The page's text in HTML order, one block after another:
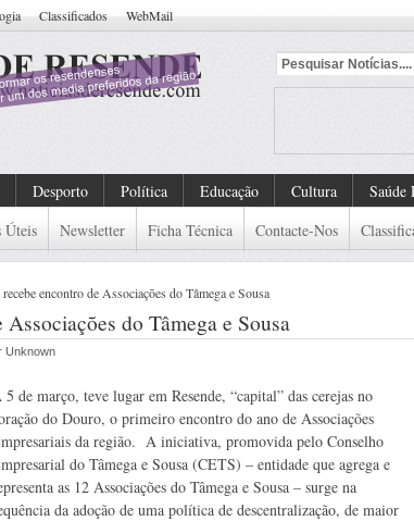
Classificados WebMail
Desporto Política Educação Cultura Saúde
Úteis Newsletter Ficha Técnica Contacte-Nos
recebe encontro de Associações do Tâmega e Sousa
do Tâmega e Sousa
Unknown
5 de março, teve lugar em Resende, “capital” das cerejas no
do Douro, o primeiro encontro do ano de Associações
da região. A iniciativa, promovida pelo Conselho
do Tâmega e Sousa (CETS) – entidade que agrega e
as 12 Associações do Tâmega e Sousa – surge na
da adoção de uma política de descentralização, de maior